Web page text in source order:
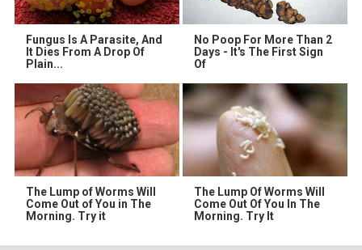
Fungus Is A Parasite, And
It Dies From A Drop Of
Plain...
No Poop For More Than 2
Days - It's The First Sign
Of
The Lump of Worms Will
Come Out of You in The
Morning. Try it
The Lump Of Worms Will
Come Out Of You In The
Morning. Try It